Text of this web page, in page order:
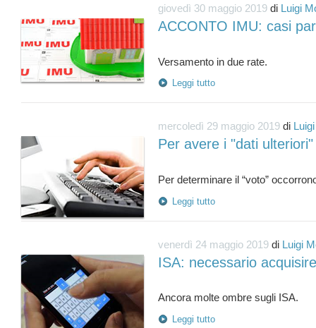
giovedì 30 maggio 2019 di Luigi
ACCONTO IMU: casi
Leggi tutto
mercoledì 29 maggio 2019 di
Per avere i "dati
Leggi tutto
venerdì 24 maggio 2019 di Luigi
ISA: necessario
Leggi tutto